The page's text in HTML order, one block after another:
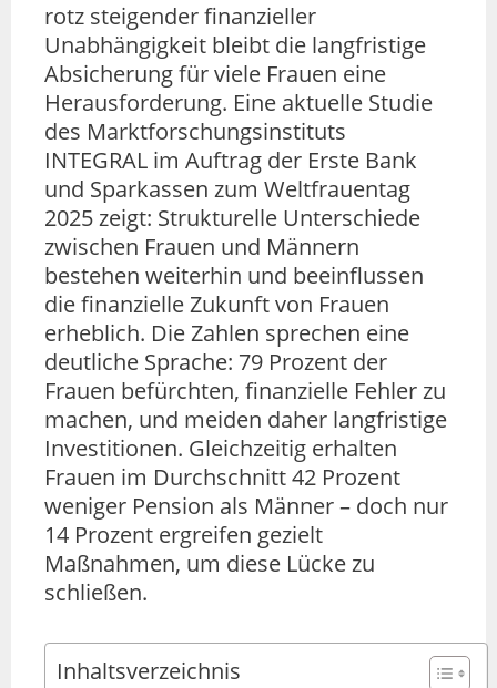
rotz steigender finanzieller
Unabhängigkeit bleibt die langfristige
Absicherung für viele Frauen eine
Herausforderung. Eine aktuelle Studie
des Marktforschungsinstituts
INTEGRAL im Auftrag der Erste Bank
und Sparkassen zum Weltfrauentag
2025 zeigt: Strukturelle Unterschiede
zwischen Frauen und Männern
bestehen weiterhin und beeinflussen
die finanzielle Zukunft von Frauen
erheblich. Die Zahlen sprechen eine
deutliche Sprache: 79 Prozent der
Frauen befürchten, finanzielle Fehler zu
machen, und meiden daher langfristige
Investitionen. Gleichzeitig erhalten
Frauen im Durchschnitt 42 Prozent
weniger Pension als Männer – doch nur
14 Prozent ergreifen gezielt
Maßnahmen, um diese Lücke zu
schließen.
Inhaltsverzeichnis